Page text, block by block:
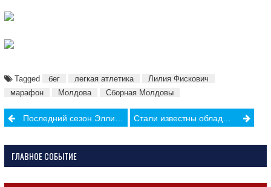
Tagged бег легкая атлетика
Лилия Фискович
марафон
Молдова Сборная Молдовы
PostПоследний сезон Эллисон Феликс Стали известны обладатели премии Laureus 2022
ГЛАВНОЕ СОБЫТИЕ